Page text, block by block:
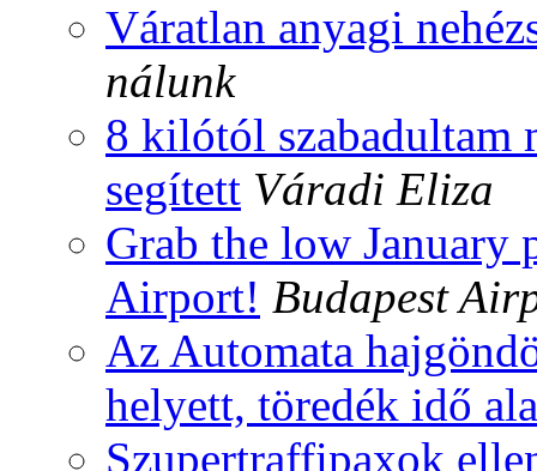
Váratlan anyagi
nálunk
8 kilótól szabadultam
segített Váradi Eliza
Grab the low January
Airport! Budapest
Az Automata
helyett, töredék idő
Szupertraffipaxok